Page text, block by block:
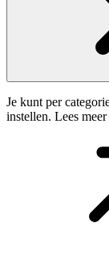
Je kunt per
instellen. Lees